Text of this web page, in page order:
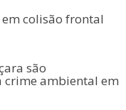
colisão frontal
são
crime ambiental em